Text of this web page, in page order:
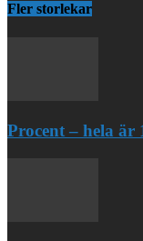
Fler storlekar
Procent – hela är